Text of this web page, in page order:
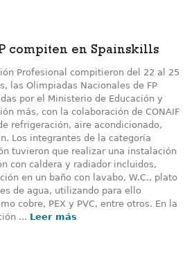
compiten en Spainskills
Profesional compitieron del 22 al 25
las Olimpiadas Nacionales de FP
por el Ministerio de Educación y
más, con la colaboración de CONAIF
refrigeración, aire acondicionado,
Los integrantes de la categoría
tuvieron que realizar una instalación
con caldera y radiador incluidos,
en un baño con lavabo, W.C., plato
de agua, utilizando para ello
cobre, PEX y PVC, entre otros. En la
... Leer más